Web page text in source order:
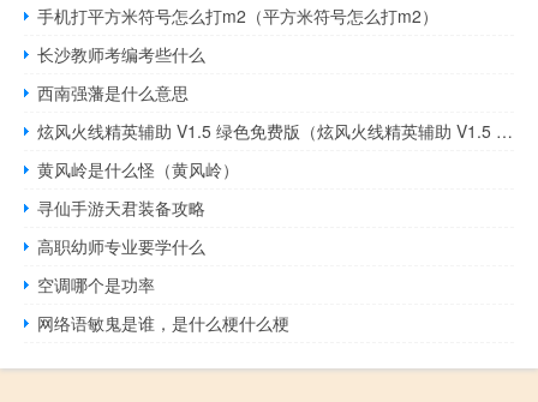
手机打平方米符号怎么打m2（平方米符号怎么打m2）
长沙教师考编考些什么
西南强藩是什么意思
炫风火线精英辅助 V1.5 绿色免费版（炫风火线精英辅助 V1.5 绿色免费版功能简介）
黄风岭是什么怪（黄风岭）
寻仙手游天君装备攻略
高职幼师专业要学什么
空调哪个是功率
网络语敏鬼是谁，是什么梗什么梗